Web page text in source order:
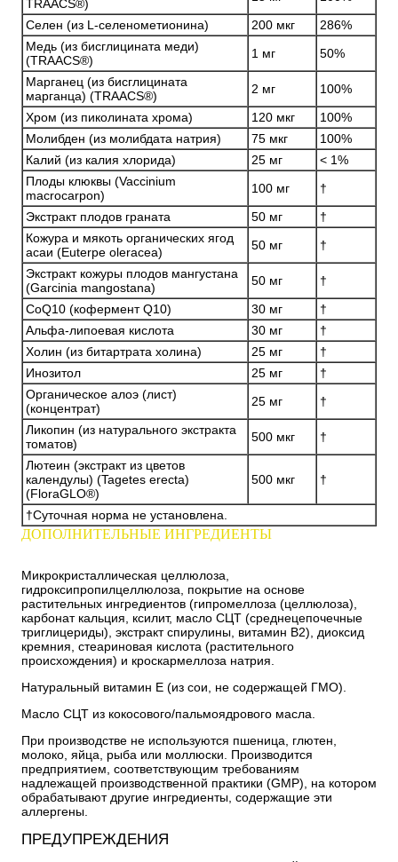
TRAACS®)
Селен (из L-селенометионина)
200 мкг
286%
Медь (из бисглицината меди)
(TRAACS®)
1 мг
50%
Марганец (из бисглицината
марганца) (TRAACS®)
2 мг
100%
Хром (из пиколината хрома)
120 мкг
100%
Молибден (из молибдата натрия)
75 мкг
100%
Калий (из калия хлорида)
25 мг
< 1%
Плоды клюквы (Vaccinium
macrocarpon)
100 мг
†
Экстракт плодов граната
50 мг
†
Кожура и мякоть органических ягод
асаи (Euterpe oleracea)
50 мг
†
Экстракт кожуры плодов мангустана
(Garcinia mangostana)
50 мг
†
CoQ10 (кофермент Q10)
30 мг
†
Альфа-липоевая кислота
30 мг
†
Холин (из битартрата холина)
25 мг
†
Инозитол
25 мг
†
Органическое алоэ (лист)
(концентрат)
25 мг
†
Ликопин (из натурального экстракта
томатов)
500 мкг
†
Лютеин (экстракт из цветов
календулы) (Tagetes erecta)
(FloraGLO®)
500 мкг †
†Суточная норма не установлена.
ДОПОЛНИТЕЛЬНЫЕ ИНГРЕДИЕНТЫ
Микрокристаллическая целлюлоза,
гидроксипропилцеллюлоза, покрытие на основе
растительных ингредиентов (гипромеллоза (целлюлоза),
карбонат кальция, ксилит, масло СЦТ (среднецепочечные
триглицериды), экстракт спирулины, витамин B2), диоксид
кремния, стеариновая кислота (растительного
происхождения) и кроскармеллоза натрия.
Натуральный витамин E (из сои, не содержащей ГМО).
Масло СЦТ из кокосового/пальмоядрового масла.
При производстве не используются пшеница, глютен,
молоко, яйца, рыба или моллюски. Производится
предприятием, соответствующим требованиям
надлежащей производственной практики (GMP), на котором
обрабатывают другие ингредиенты, содержащие эти
аллергены.
ПРЕДУПРЕЖДЕНИЯ